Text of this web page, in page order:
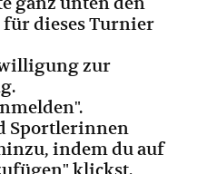
dieses Turnier
zur
Sportlerinnen
indem du auf
klickst.